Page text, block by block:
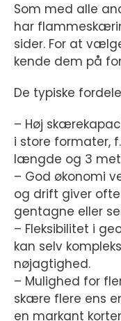
Som med alle
har
sider. For at
kende dem på
De typiske
– Høj
i store formater,
længde og 3
– God økonomi
og drift giver
gentagne eller
– Fleksibilitet i
kan selv
nøjagtighed.
– Mulighed for
skære flere ens
en markant